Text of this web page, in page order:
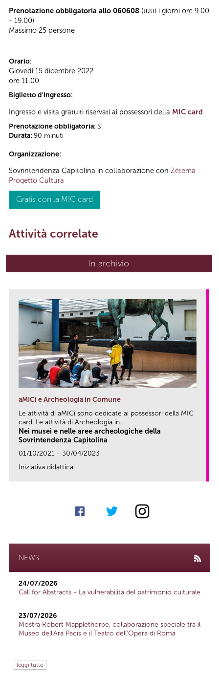
Prenotazione obbligatoria allo 060608 (tutti i giorni ore 9.00
- 19.00)
Massimo 25 persone
Orario:
Giovedì 15 dicembre 2022
ore 11.00
Biglietto d'ingresso:
Ingresso e visita gratuiti riservati ai possessori della MIC card
Prenotazione obbligatoria: Sì
Durata: 90 minuti
Organizzazione:
Sovrintendenza Capitolina in collaborazione con Zètema
Progetto Cultura
Gratis con la MIC card
Attività correlate
In archivio
aMICi e Archeologia in Comune
Le attività di aMICi sono dedicate ai possessori della MIC
card. Le attività di Archeologia in...
Nei musei e nelle aree archeologiche della
Sovrintendenza Capitolina
01/10/2021 - 30/04/2023
Iniziativa didattica
NEWS
24/07/2026
Call for Abstracts - La vulnerabilità del patrimonio culturale
23/07/2026
Mostra Robert Mapplethorpe, collaborazione speciale tra il
Museo dell'Ara Pacis e il Teatro dell'Opera di Roma
leggi tutto